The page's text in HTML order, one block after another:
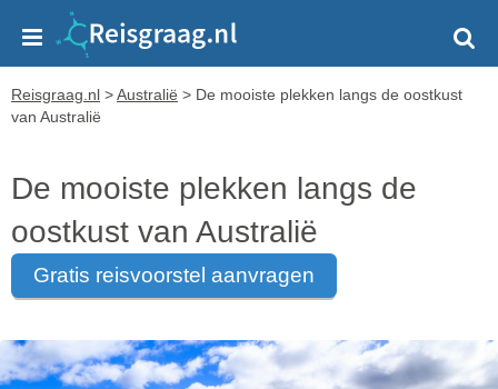
Reisgraag.nl >Australië > De mooiste plekken langs de oostkust
van Australië
De mooiste plekken langs de
oostkust van Australië
gratis reisvoorstel aanvragen